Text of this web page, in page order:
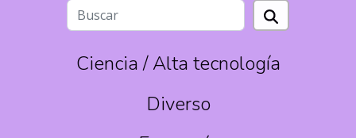
Ciencia / Alta tecnología
Diverso